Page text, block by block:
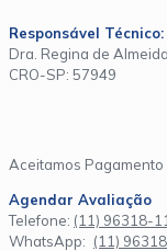
Responsável Técnico:
Dra. Regina de
CRO-SP: 57949
Aceitamos Pagamento
Agendar Avaliação
Telefone: (11) 96318-
WhatsApp: (11)